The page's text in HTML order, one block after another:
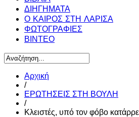
ΔΙΗΓΗΜΑΤΑ
Ο ΚΑΙΡΟΣ ΣΤΗ ΛΑΡΙΣΑ
ΦΩΤΟΓΡΑΦΙΕΣ
ΒΙΝΤΕΟ
Αρχική
/
ΕΡΩΤΗΣΕΙΣ ΣΤΗ ΒΟΥΛΗ
/
Κλειστές, υπό τον φόβο